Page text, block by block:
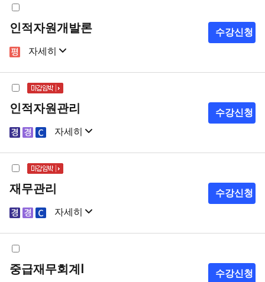
인적자원개발론
자세히
샘플강의 강의계획서
수강신청
인적자원관리
자세히
샘플강의 강의계획서
수강신청
재무관리
자세히
샘플강의 강의계획서
수강신청
중급재무회계Ⅰ 수강신청